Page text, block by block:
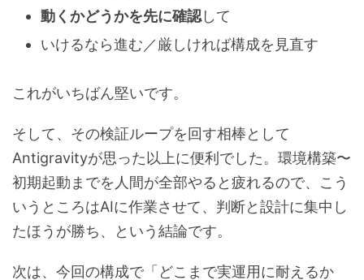
動くかどうかを先に確認して
いけるなら進む／厳しければ構成を見直す
これがいちばん堅いです。
そして、その検証ループを回す相棒として
Antigravityが思った以上に便利でした。環境構築〜
初期起動までを人間が全部やると疲れるので、こう
いうところはAIに作業させて、判断と設計に集中し
たほうが勝ち、という結論です。
次は、今回の構成で「どこまで実運用に耐えるか